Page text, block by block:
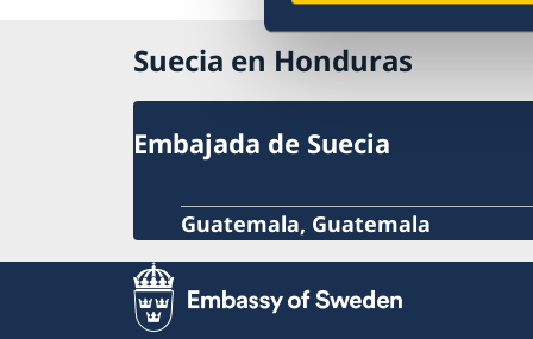
Suecia en Honduras
Embajada de Suecia
Guatemala, Guatemala